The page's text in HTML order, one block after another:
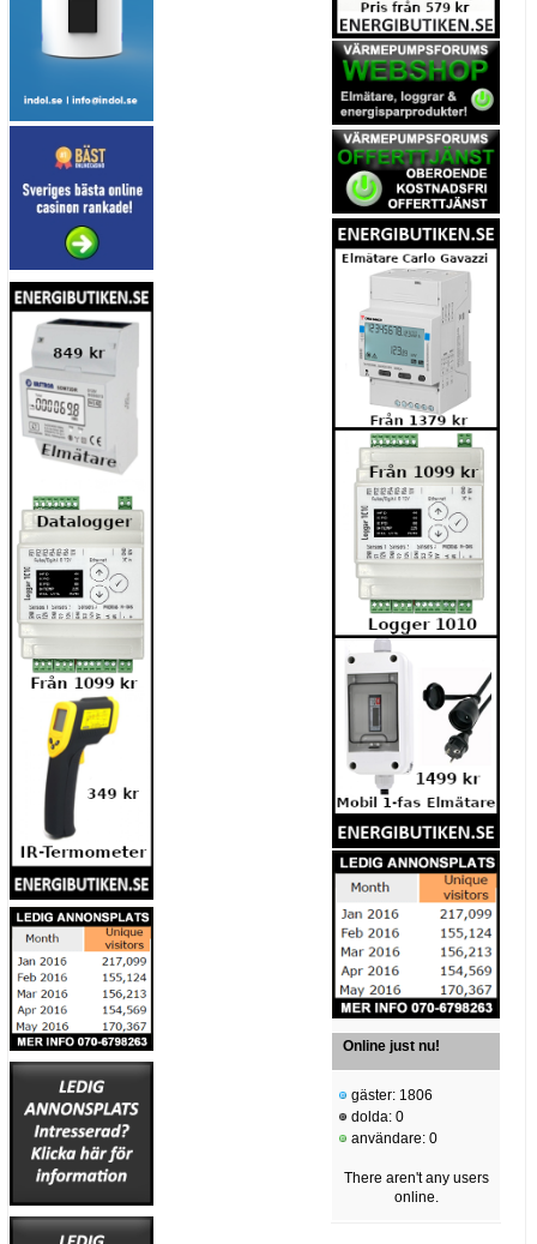
Online just nu!
gäster: 1806
dolda: 0
användare: 0
There aren't any users
online.